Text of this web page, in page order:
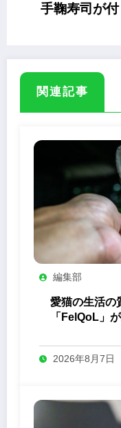
手鞠寿司が
関連記事
編集部
愛猫の生活の
「FelQoL」
2026年8月7日